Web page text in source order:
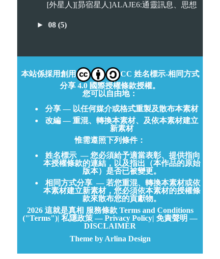
[外星人][昴宿星人]ALAJE6:通靈訊息、思想
►08(5)
本站係採用創用
CC 姓名標示-相同方式
分享 4.0 國際授權條款授權。
您可以自由地：
分享 — 以任何媒介或格式重製及散布本素材
改編 — 重混、轉換本素材、及依本素材建立
新素材
惟需遵照下列條件：
姓名標示 — 您必須給予適當表彰、提供指向
本授權條款的連結，以及指出（本作品的原始
版本）是否已被變更。
相同方式分享 — 若您重混、轉換本素材或依
本素材建立新素材，您必須依本素材的授權條
款來散布您的貢獻物。
2026 這就是真相 服務條款 Terms and Conditions
("Terms")| 私隱政策 — Privacy Policy| 免責聲明 —
DISCLAIMER
Theme by Arlina Design